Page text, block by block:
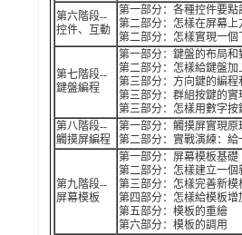
第六階段--
控件、互動
第一部分：各種控件要點
第二部分：怎樣在屏幕上
第二部分：怎樣實現一個
第七階段--
鍵盤編程
第一部分：鍵盤的布局和
第二部分：怎樣給鍵盤加
第三部分：方向鍵的編程
第三部分：群組按鍵的實
第三部分：怎樣用數字按
第八階段--
觸摸屏編程
第一部分：觸摸屏實現
第二部分：實戰演練：
第九階段--
屏幕模板
第一部分：屏幕模板基礎
第二部分：怎樣建立一個
第三部分：怎樣完善新
第四部分：怎樣給模板
第五部分：模板的重繪
第六部分：模板的調用